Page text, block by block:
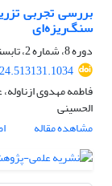
بررسی تجربی
سنگ‌ریزه‌ای
دوره 8، شماره 2، تابستان 1403، صفحه
فاطمه مهدوی
الحسینی
مشاهده مقاله